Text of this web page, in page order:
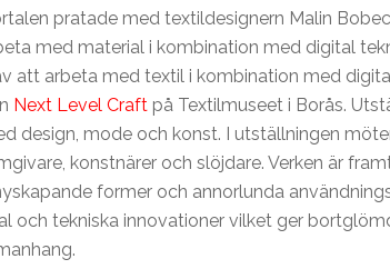
pratade med textildesignern Malin
med material i kombination med digital
att arbeta med textil i kombination med
Next Level Craft på Textilmuseet i Borås.
design, mode och konst. I utställningen
konstnärer och slöjdare. Verken är
former och annorlunda
och tekniska innovationer vilket ger